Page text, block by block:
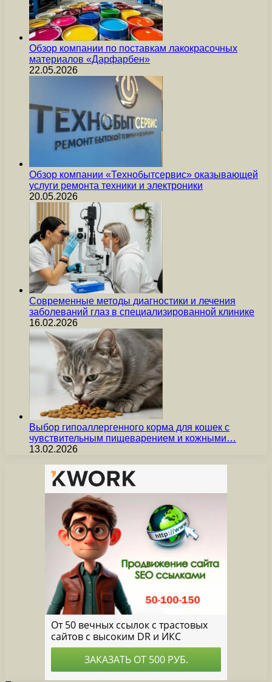
Обзор компании по поставкам лакокрасочных
материалов «Дарфарбен»
22.05.2026
Обзор компании «Технобытсервис» оказывающей
услуги ремонта техники и электроники
20.05.2026
Современные методы диагностики и лечения
заболеваний глаз в специализированной клинике
16.02.2026
Выбор гипоаллергенного корма для кошек с
чувствительным пищеварением и кожными…
13.02.2026